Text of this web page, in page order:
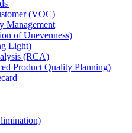
(VOC)
Management
of Unevenness)
Light)
(RCA)
Product Quality Planning)